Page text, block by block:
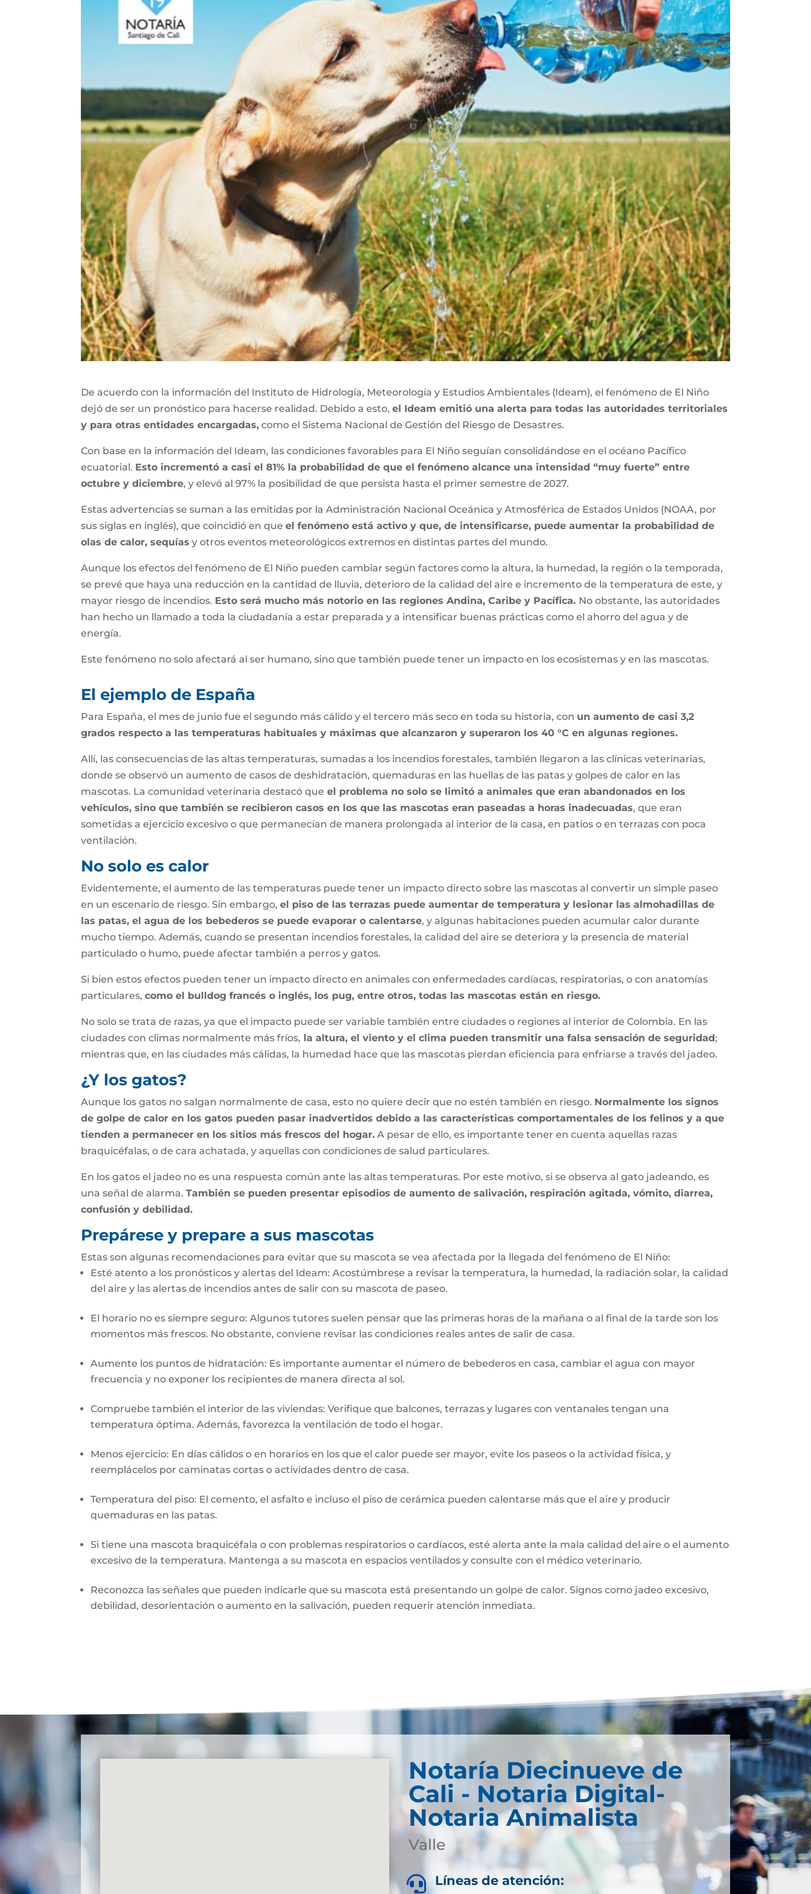
De acuerdo con la información del Instituto de Hidrología, Meteorología y Estudios Ambientales (Ideam), el fenómeno de El Niño
dejó de ser un pronóstico para hacerse realidad. Debido a esto,el Ideam emitió una alerta para todas las autoridades territoriales
y para otras entidades encargadas, como el Sistema Nacional de Gestión del Riesgo de Desastres.
Con base en la información del Ideam, las condiciones favorables para El Niño seguían consolidándose en el océano Pacífico
ecuatorial. Esto incrementó a casi el 81% la probabilidad de que el fenómeno alcance una intensidad “muy fuerte” entre
octubre y diciembre, y elevó al 97% la posibilidad de que persista hasta el primer semestre de 2027.
Estas advertencias se suman a las emitidas por la Administración Nacional Oceánica y Atmosférica de Estados Unidos (NOAA, por
sus siglas en inglés), que coincidió en queel fenómeno está activo y que, de intensificarse, puede aumentar la probabilidad de
olas de calor, sequías y otros eventos meteorológicos extremos en distintas partes del mundo.
Aunque los efectos del fenómeno de El Niño pueden cambiar según factores como la altura, la humedad, la región o la temporada,
se prevé que haya una reducción en la cantidad de lluvia, deterioro de la calidad del aire e incremento de la temperatura de este, y
mayor riesgo de incendios. Esto será mucho más notorio en las regiones Andina, Caribe y Pacífica. No obstante, las autoridades
han hecho un llamado a toda la ciudadanía a estar preparada y a intensificar buenas prácticas como el ahorro del agua y de
energía.
Este fenómeno no solo afectará al ser humano, sino que también puede tener un impacto en los ecosistemas y en las mascotas.
El ejemplo de España
Para España, el mes de junio fue el segundo más cálido y el tercero más seco en toda su historia, con un aumento de casi 3,2
grados respecto a las temperaturas habituales y máximas que alcanzaron y superaron los 40 °C en algunas regiones.
Allí, las consecuencias de las altas temperaturas, sumadas a los incendios forestales, también llegaron a las clínicas veterinarias,
donde se observó un aumento de casos de deshidratación, quemaduras en las huellas de las patas y golpes de calor en las
mascotas. La comunidad veterinaria destacó que el problema no solo se limitó a animales que eran abandonados en los
vehículos, sino que también se recibieron casos en los que las mascotas eran paseadas a horas inadecuadas, que eran
sometidas a ejercicio excesivo o que permanecían de manera prolongada al interior de la casa, en patios o en terrazas con poca
ventilación.
No solo es calor
Evidentemente, el aumento de las temperaturas puede tener un impacto directo sobre las mascotas al convertir un simple paseo
en un escenario de riesgo. Sin embargo,el piso de las terrazas puede aumentar de temperatura y lesionar las almohadillas de
las patas, el agua de los bebederos se puede evaporar o calentarse, y algunas habitaciones pueden acumular calor durante
mucho tiempo. Además, cuando se presentan incendios forestales, la calidad del aire se deteriora y la presencia de material
particulado o humo, puede afectar también a perros y gatos.
Si bien estos efectos pueden tener un impacto directo en animales con enfermedades cardíacas, respiratorias, o con anatomías
particulares,como el bulldog francés o inglés, los pug, entre otros, todas las mascotas están en riesgo.
No solo se trata de razas, ya que el impacto puede ser variable también entre ciudades o regiones al interior de Colombia. En las
ciudades con climas normalmente más fríos, la altura, el viento y el clima pueden transmitir una falsa sensación de seguridad ;
mientras que, en las ciudades más cálidas, la humedad hace que las mascotas pierdan eficiencia para enfriarse a través del jadeo.
¿Y los gatos?
Aunque los gatos no salgan normalmente de casa, esto no quiere decir que no estén también en riesgo. Normalmente los signos
de golpe de calor en los gatos pueden pasar inadvertidos debido a las características comportamentales de los felinos y a que
tienden a permanecer en los sitios más frescos del hogar. A pesar de ello, es importante tener en cuenta aquellas razas
braquicéfalas, o de cara achatada, y aquellas con condiciones de salud particulares.
En los gatos el jadeo no es una respuesta común ante las altas temperaturas. Por este motivo, si se observa al gato jadeando, es
una señal de alarma.También se pueden presentar episodios de aumento de salivación, respiración agitada, vómito, diarrea,
confusión y debilidad.
Prepárese y prepare a sus mascotas
Estas son algunas recomendaciones para evitar que su mascota se vea afectada por la llegada del fenómeno de El Niño:
Esté atento a los pronósticos y alertas del Ideam: Acostúmbrese a revisar la temperatura, la humedad, la radiación solar, la calidad
del aire y las alertas de incendios antes de salir con su mascota de paseo.
El horario no es siempre seguro: Algunos tutores suelen pensar que las primeras horas de la mañana o al final de la tarde son los
momentos más frescos. No obstante, conviene revisar las condiciones reales antes de salir de casa.
Aumente los puntos de hidratación: Es importante aumentar el número de bebederos en casa, cambiar el agua con mayor
frecuencia y no exponer los recipientes de manera directa al sol.
Compruebe también el interior de las viviendas: Verifique que balcones, terrazas y lugares con ventanales tengan una
temperatura óptima. Además, favorezca la ventilación de todo el hogar.
Menos ejercicio: En días cálidos o en horarios en los que el calor puede ser mayor, evite los paseos o la actividad física, y
reemplácelos por caminatas cortas o actividades dentro de casa.
Temperatura del piso: El cemento, el asfalto e incluso el piso de cerámica pueden calentarse más que el aire y producir
quemaduras en las patas.
Si tiene una mascota braquicéfala o con problemas respiratorios o cardíacos, esté alerta ante la mala calidad del aire o el aumento
excesivo de la temperatura. Mantenga a su mascota en espacios ventilados y consulte con el médico veterinario.
Reconozca las señales que pueden indicarle que su mascota está presentando un golpe de calor. Signos como jadeo excesivo,
debilidad, desorientación o aumento en la salivación, pueden requerir atención inmediata.
Notaría Diecinueve de
Cali - Notaria Digital-
Notaria Animalista
Valle

Líneas de atención: